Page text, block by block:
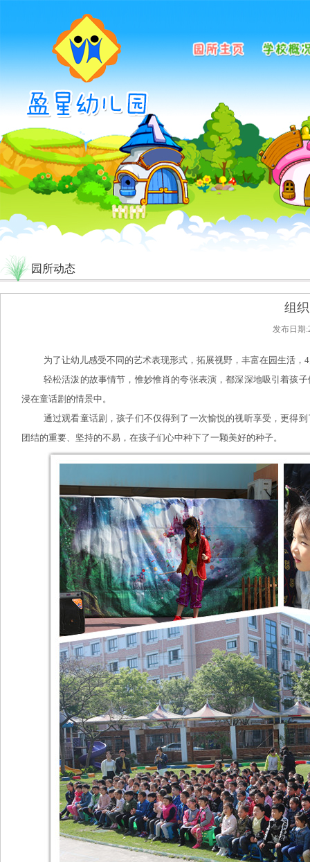
园所动态
组
发布日期
为了让幼儿感受不同的艺术表现形式， 拓展视野，丰富在园生活，
轻松活泼的故事情节，惟妙惟肖的夸张表演，都深深地吸引着孩
浸在童话剧的情景中。
通过观看童话剧，孩子们不仅得到了一次愉悦的视听享受，更得
团结的重要、坚持的不易，在孩子们心中种下了一颗美好的种子。